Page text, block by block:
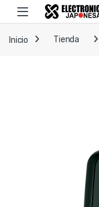
Skip to navigation
Skip to content
Open
Inicio Tienda